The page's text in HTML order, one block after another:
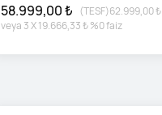
58.999,00 ₺ (TESF)62.999,00 ₺
veya 3X19.666,33 ₺%0 faiz